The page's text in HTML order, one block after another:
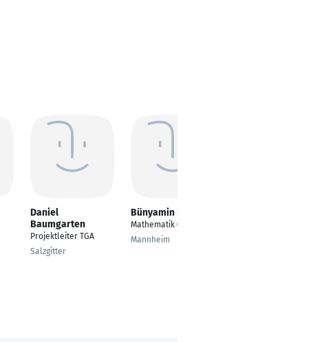
Daniel
Baumgarten
Projektleiter TGA
Salzgitter
Bünyamin Bir
Mathematik (Lehramt)
Mannheim